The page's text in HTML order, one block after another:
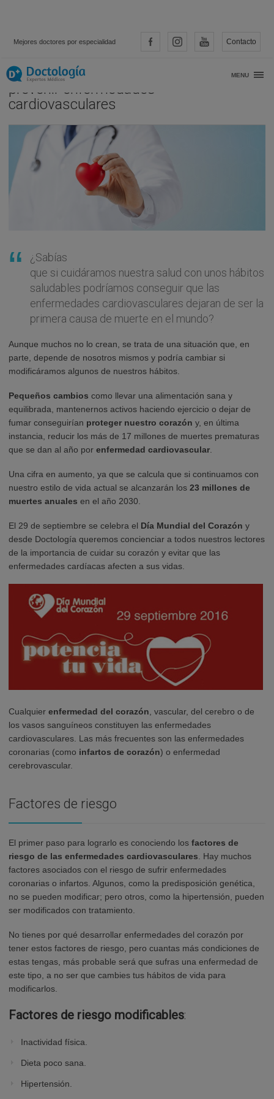
Mejores doctores por especialidad Contacto
MENU
Día Mundial del Corazón: Aprende a
prevenir enfermedades
cardiovasculares
¿Sabías
que si cuidáramos nuestra salud con unos hábitos
saludables podríamos conseguir que las
enfermedades cardiovasculares dejaran de ser la
primera causa de muerte en el mundo?
Aunque muchos no lo crean, se trata de una situación que, en
parte, depende de nosotros mismos y podría cambiar si
modificáramos algunos de nuestros hábitos.
Pequeños cambios como llevar una alimentación sana y
equilibrada, mantenernos activos haciendo ejercicio o dejar de
fumar conseguirían proteger nuestro corazón y, en última
instancia, reducir los más de 17 millones de muertes prematuras
que se dan al año por enfermedad cardiovascular
Una cifra en aumento, ya que se calcula que si continuamos con
nuestro estilo de vida actual se alcanzarán los 23 millones de
muertes anuales en el año 2030.
El 29 de septiembre se celebra el Día Mundial del Corazón y
desde Doctología queremos concienciar a todos nuestros lectores
de la importancia de cuidar su corazón y evitar que las
enfermedades cardíacas afecten a sus vidas.
Cualquier enfermedad del corazón , vascular, del cerebro o de
los vasos sanguíneos constituyen las enfermedades
cardiovasculares. Las más frecuentes son las enfermedades
coronarias (como infartos de corazón) o enfermedad
cerebrovascular.
Factores de riesgo
El primer paso para lograrlo es conociendo los factores de
riesgo de las enfermedades cardiovasculares . Hay muchos
factores asociados con el riesgo de sufrir enfermedades
coronarias o infartos. Algunos, como la predisposición genética,
no se pueden modificar; pero otros, como la hipertensión, pueden
ser modificados con tratamiento.
No tienes por qué desarrollar enfermedades del corazón por
tener estos factores de riesgo, pero cuantas más condiciones de
estas tengas, más probable será que sufras una enfermedad de
este tipo, a no ser que cambies tus hábitos de vida para
modificarlos.
Factores de riesgo modificables:
Inactividad física.
Dieta poco sana.
Hipertensión.